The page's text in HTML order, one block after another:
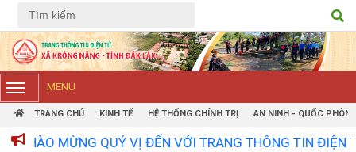
Tiếng Việt Tiếng Anh
MENU
TRANG CHỦ KINH TẾ HỆ THỐNG CHÍNH TRỊ AN NINH - QUỐC
MỪNG QUÝ VỊ ĐẾN VỚI TRANG THÔNG TIN ĐIỆN TỬ XÃ